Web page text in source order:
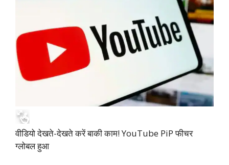
वीडियो देखते-देखते करें बाकी काम! YouTube PiP फीचर
ग्लोबल हुआ